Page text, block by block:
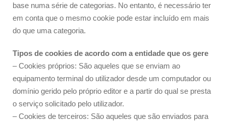
base numa série de categorias. No entanto, é necessário ter
em conta que o mesmo cookie pode estar incluído em mais
do que uma categoria.
Tipos de cookies de acordo com a entidade que os gere
– Cookies próprios: São aqueles que se enviam ao
equipamento terminal do utilizador desde um computador ou
domínio gerido pelo próprio editor e a partir do qual se presta
o serviço solicitado pelo utilizador.
– Cookies de terceiros: São aqueles que são enviados para